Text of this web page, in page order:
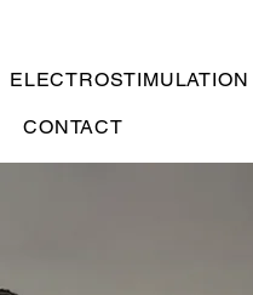
ELECTROSTIMULATION
CONTACT